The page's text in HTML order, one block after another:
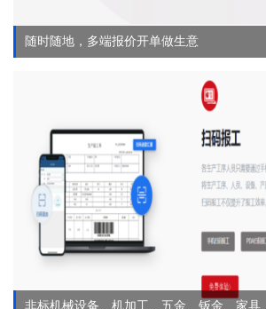
随时随地，多端报价开单做生意
非标机械设备、机加工、五金、钣金、家具